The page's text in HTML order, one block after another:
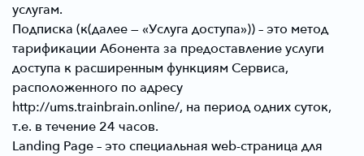
услугам.
Подписка (к(далее — «Услуга доступа»)) – это метод
тарификации Абонента за предоставление услуги
доступа к расширенным функциям Сервиса,
расположенного по адресу
http://ums.trainbrain.online/, на период одних суток,
т.е. в течение 24 часов.
Landing Page– это специальная web-страница для